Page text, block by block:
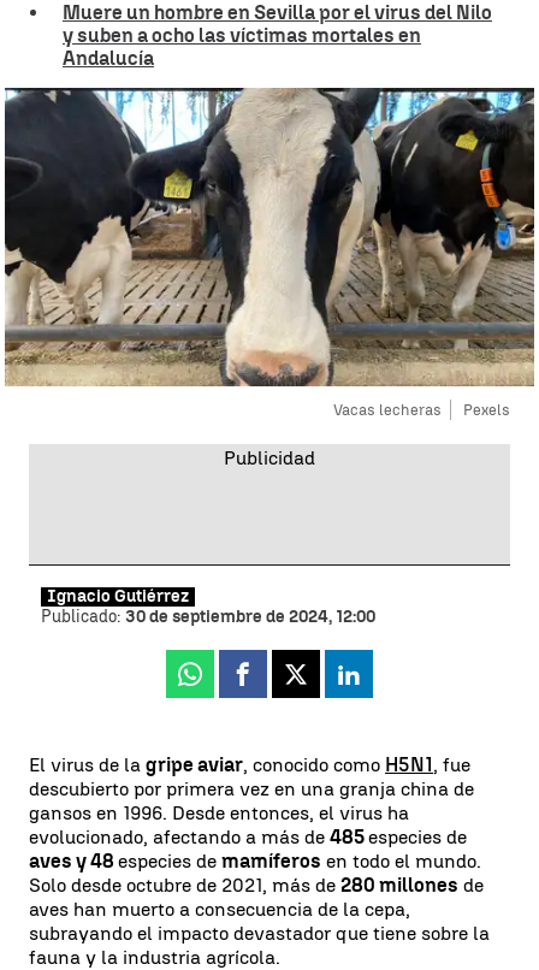
Muere un hombre en Sevilla por el virus del Nilo
y suben a ocho las víctimas mortales en
Andalucía
Vacas lecheras Pexels
Ignacio Gutiérrez
Publicado: 30 de septiembre de 2024, 12:00
Whatsapp
Facebook
X Linkedin
El virus de la gripe aviar, conocido como H5N1, fue
descubierto por primera vez en una granja china de
gansos en 1996. Desde entonces, el virus ha
evolucionado, afectando a más de 485especies de
aves y 48 especies de mamíferos en todo el mundo.
Solo desde octubre de 2021, más de 280 millones de
aves han muerto a consecuencia de la cepa,
subrayando el impacto devastador que tiene sobre la
fauna y la industria agrícola.